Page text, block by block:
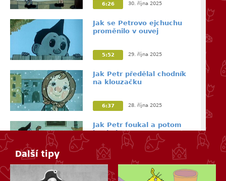
6:26 30. října 2025
Jak se Petrovo ejchuchu
proměnilo v ouvej
5:52 29. října 2025
Jak Petr předělal chodník
na klouzačku
6:37 28. října 2025
Jak Petr foukal a potom
koukal
6:48
Jak Petrovy hračky
Další tipy